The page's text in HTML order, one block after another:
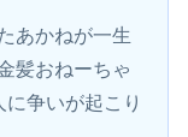
あかねが一生
髪おねーちゃ
争いが起こり